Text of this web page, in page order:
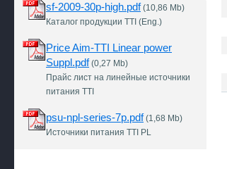
sf-2009-30p-high.pdf(10,86 Mb)
Каталог продукции TTI (Eng.)
Price Aim-TTI Linear power
Suppl.pdf(0,27 Mb)
Прайс лист на линейные источники
питания TTI
psu-npl-series-7p.pdf(1,68 Mb)
Источники питания TTI PL